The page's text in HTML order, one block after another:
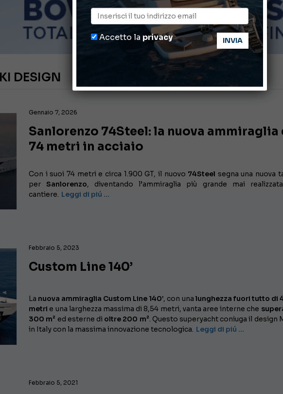
DESIGN
Gennaio 7, 2026
Sanlorenzo 74Steel: la nuova ammiraglia
74 metri in acciaio
Con i suoi 74 metri e circa 1.900 GT, il nuovo 74Steel segna una nuova
perSanlorenzo, diventando l’ammiraglia più grande mai
cantiere. Leggi di piú …
Febbraio 5, 2023
Custom Line 140’
La nuova ammiraglia Custom Line 140’, con una lunghezza fuori tutto di
metri e una larghezza massima di 8,54 metri, vanta aree interne che
300 m² ed esterne di oltre 200 m². Questo superyacht coniuga il design
in Italy con la massima innovazione tecnologica. Leggi di piú …
Febbraio 5, 2021
Accetto la privacy